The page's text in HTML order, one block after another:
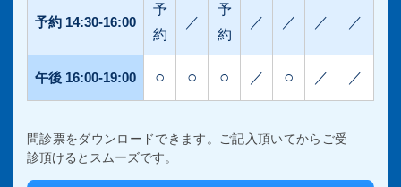
予約 14:30-16:00
予
約
／
予
約
／ ／ ／ ／
午後 16:00-19:00 ○ ○ ○ ／ ○ ／ ／
問診票をダウンロードできます。ご記入頂いてからご受
診頂けるとスムーズです。